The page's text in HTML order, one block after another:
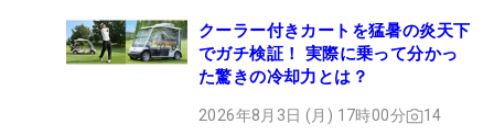
クーラー付きカートを猛暑の炎天下
でガチ検証！ 実際に乗って分かっ
た驚きの冷却力とは？
2026年8月3日 (月) 17時00分 14